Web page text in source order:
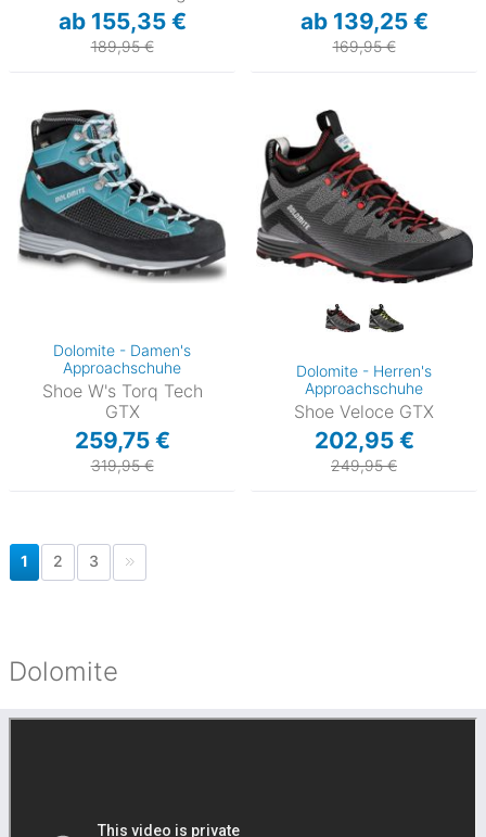
Dolomite
ab 155,35 €
189,95 €
ab 139,25 €
169,95 €
Dolomite - Damen's
Approachschuhe
Shoe W's Torq Tech
GTX
259,75 €
319,95 €
Dolomite - Herren's
Approachschuhe
Shoe Veloce GTX
202,95 €
249,95 €
1 2 3